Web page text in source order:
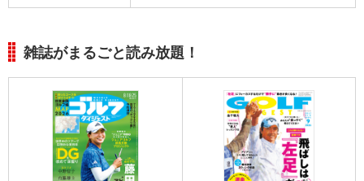
雑誌がまるごと読み放題！